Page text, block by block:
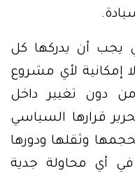
يجب أن يدركها كل
إمكانية لأي مشروع
دون تغيير داخل
قرارها السياسي
وثقلها ودورها
أي محاولة جدية